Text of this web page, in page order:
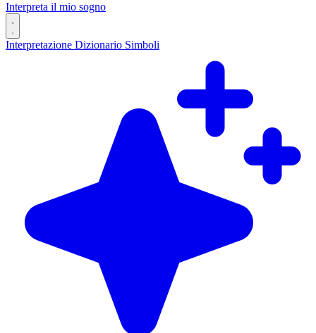
Interpreta il mio sogno
Interpretazione Dizionario Simboli